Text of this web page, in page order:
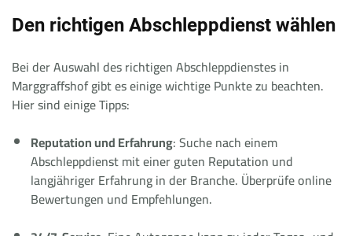
Den richtigen Abschleppdienst wählen
Bei der Auswahl des richtigen Abschleppdienstes in
Marggraffshof gibt es einige wichtige Punkte zu beachten.
Hier sind einige Tipps:
Reputation und Erfahrung: Suche nach einem
Abschleppdienst mit einer guten Reputation und
langjähriger Erfahrung in der Branche. Überprüfe online
Bewertungen und Empfehlungen.